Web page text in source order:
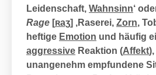
Leidenschaft, Wahnsinn‘
Rage [ʀaʒ] ‚Raserei, Zorn,
heftige Emotion und häufig
aggressive Reaktion (Affekt
unangenehm empfundene